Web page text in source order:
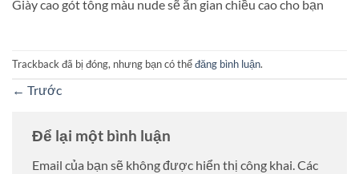
Giày cao gót tông màu nude sẽ ăn gian chiều cao cho bạn
Trackback đã bị đóng, nhưng bạn có thểđăng bình luận.
← Trước
Để lại một bình luận
Email của bạn sẽ không được hiển thị công khai.Các